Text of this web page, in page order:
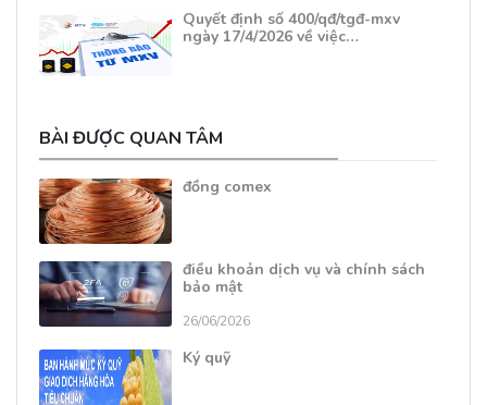
Quyết định số 400/qđ/tgđ-mxv
ngày 17/4/2026 về việc…
BÀI ĐƯỢC QUAN TÂM
đồng comex
điều khoản dịch vụ và chính sách
bảo mật
26/06/2026
Ký quỹ